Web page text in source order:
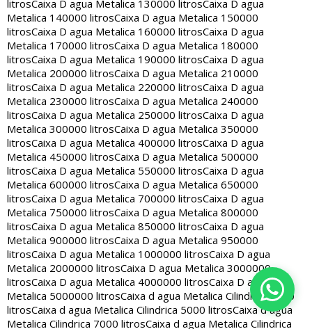
litrosCaixa D agua Metalica 130000 litrosCaixa D agua
Metalica 140000 litrosCaixa D agua Metalica 150000
litrosCaixa D agua Metalica 160000 litrosCaixa D agua
Metalica 170000 litrosCaixa D agua Metalica 180000
litrosCaixa D agua Metalica 190000 litrosCaixa D agua
Metalica 200000 litrosCaixa D agua Metalica 210000
litrosCaixa D agua Metalica 220000 litrosCaixa D agua
Metalica 230000 litrosCaixa D agua Metalica 240000
litrosCaixa D agua Metalica 250000 litrosCaixa D agua
Metalica 300000 litrosCaixa D agua Metalica 350000
litrosCaixa D agua Metalica 400000 litrosCaixa D agua
Metalica 450000 litrosCaixa D agua Metalica 500000
litrosCaixa D agua Metalica 550000 litrosCaixa D agua
Metalica 600000 litrosCaixa D agua Metalica 650000
litrosCaixa D agua Metalica 700000 litrosCaixa D agua
Metalica 750000 litrosCaixa D agua Metalica 800000
litrosCaixa D agua Metalica 850000 litrosCaixa D agua
Metalica 900000 litrosCaixa D agua Metalica 950000
litrosCaixa D agua Metalica 1000000 litrosCaixa D agua
Metalica 2000000 litrosCaixa D agua Metalica 3000000
litrosCaixa D agua Metalica 4000000 litrosCaixa D agua
Metalica 5000000 litrosCaixa d agua Metalica Cilindrica 2000
litrosCaixa d agua Metalica Cilindrica 5000 litrosCaixa d agua
Metalica Cilindrica 7000 litrosCaixa d agua Metalica Cilindrica